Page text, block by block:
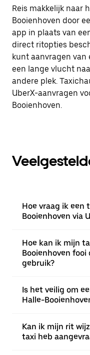
Reis makkelijk naar
Booienhoven door
app in plaats van
direct ritopties
kunt aanvragen van
een lange vlucht
andere plek.
UberX-aanvragen
Booienhoven.
Hoe vraag ik een
Booienhoven via
Hoe kan ik mijn
Booienhoven fooi
gebruik?
Is het veilig om
Halle-
Kan ik mijn rit
taxi heb